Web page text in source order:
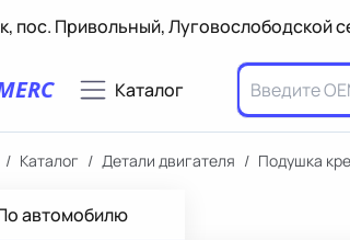
пос. Привольный, Луговослободской
Каталог
/ Каталог / Детали двигателя / Подушка
автомобилю